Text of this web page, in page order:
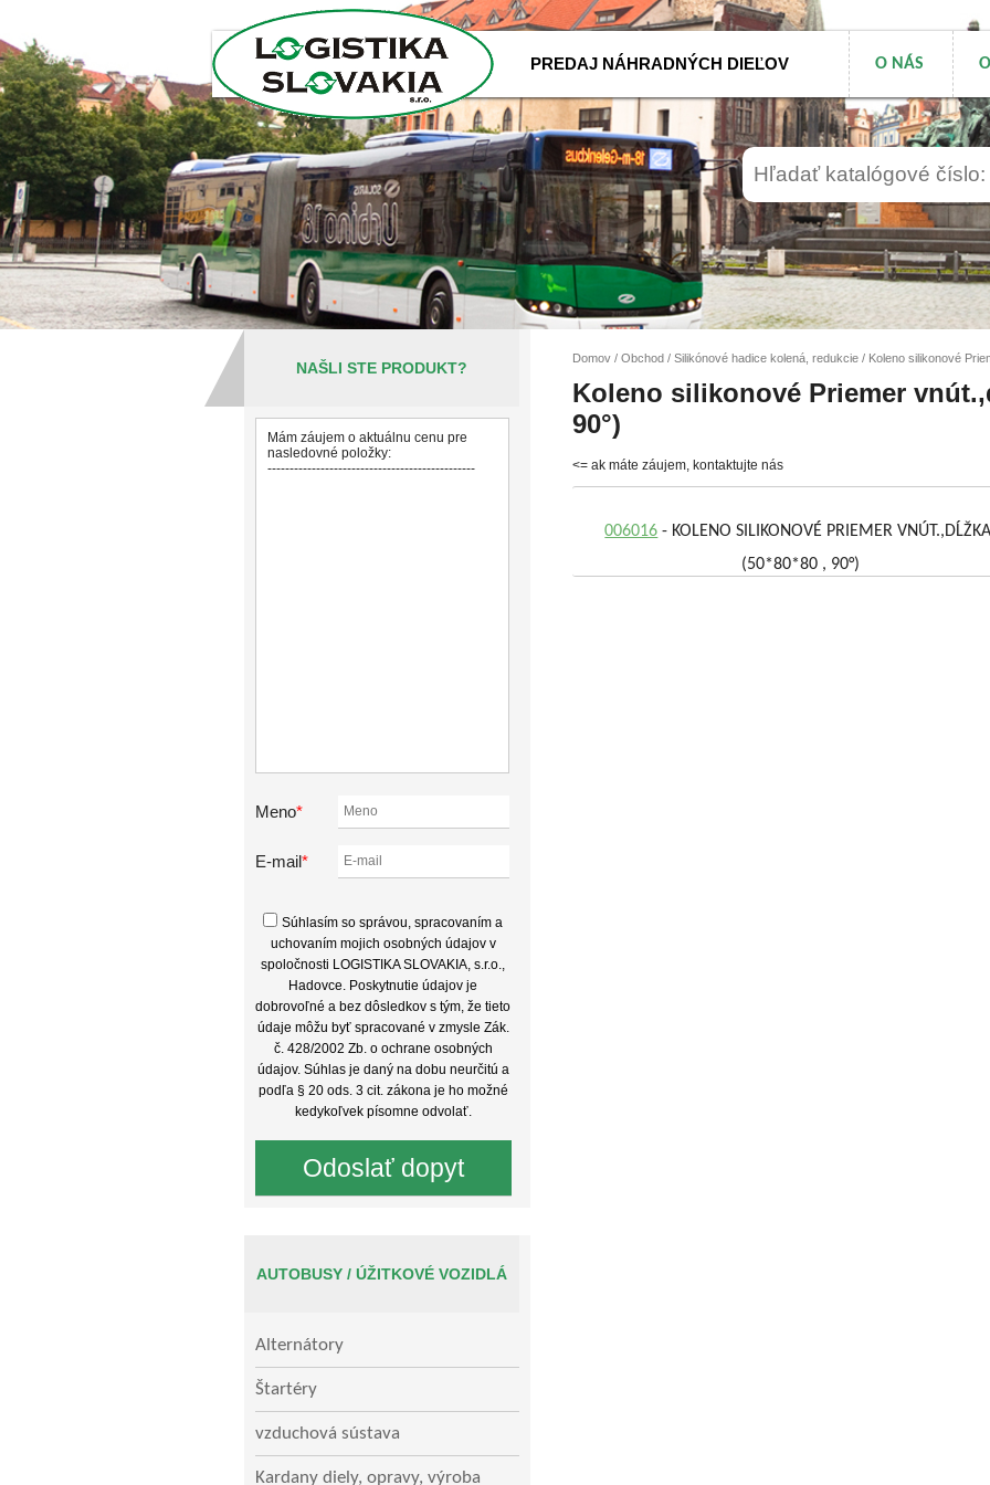
PREDAJ NÁHRADNÝCH DIEĽOV O NÁS
NAŠLI STE PRODUKT?
Mám záujem o aktuálnu cenu pre
nasledovné položky:
-----------------------------------------------
Meno*
E-mail*
Súhlasím so správou, spracovaním a
uchovaním mojich osobných údajov v
spoločnosti LOGISTIKA SLOVAKIA, s.r.o.,
Hadovce. Poskytnutie údajov je
dobrovoľné a bez dôsledkov s tým, že tieto
údaje môžu byť spracované v zmysle Zák.
č. 428/2002 Zb. o ochrane osobných
údajov. Súhlas je daný na dobu neurčitú a
podľa § 20 ods. 3 cit. zákona je ho možné
kedykoľvek písomne odvolať.
AUTOBUSY / ÚŽITKOVÉ VOZIDLÁ
Alternátory
Štartéry
vzduchová sústava
Kardany diely, opravy, výroba
Domov /Obchod /Silikónové hadice kolená, redukcie / Koleno silikonové
Koleno silikonové Priemer
90°)
<= ak máte záujem, kontaktujte nás
006016 - KOLENO SILIKONOVÉ PRIEMER
(50*80*80 , 90°)